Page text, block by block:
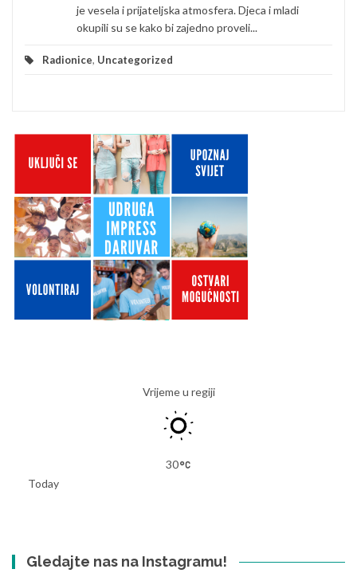
je vesela i prijateljska atmosfera. Djeca i mladi
okupili su se kako bi zajedno proveli...
Radionice, Uncategorized
Vrijeme u regiji
30
Today
Gledajte nas na Instagramu!